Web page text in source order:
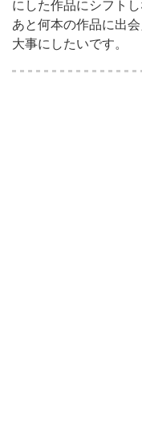
にした作品にシフト
あと何本の作品に出
大事にしたいです。